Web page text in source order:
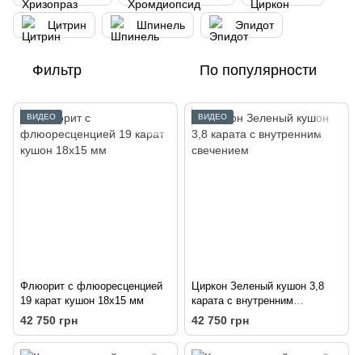
Цитрин Шпинель Эпидот
Фильтр По популярности
ВИДЕО
Флюорит с флюоресценцией
19 карат кушон 18х15 мм
42 750 грн
ВИДЕО
Циркон Зеленый кушон 3,8
карата с внутренним
свечением
42 750 грн